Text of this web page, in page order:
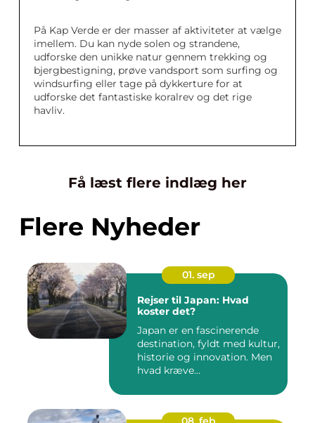
På Kap Verde er der masser af aktiviteter at vælge
imellem. Du kan nyde solen og strandene,
udforske den unikke natur gennem trekking og
bjergbestigning, prøve vandsport som surfing og
windsurfing eller tage på dykkerture for at
udforske det fantastiske koralrev og det rige
havliv.
Få læst flere indlæg her
Flere Nyheder
01. sep
Rejser til Japan: Hvad
koster det?
Japan er en fascinerende
destination, fyldt med kultur,
historie og innovation. Men
hvad kræve...